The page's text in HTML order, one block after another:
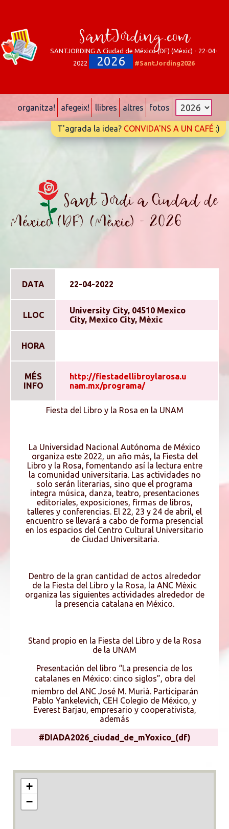
SantJording.com
SANTJORDING A Ciudad de México (DF) (Mèxic) - 22-04-
2022
2026 #SantJording2026
organitza! afegeix! llibres altres fotos
T'agrada la idea? CONVIDA'NS A UN CAFÉ :)
Sant Jordi a Ciudad de
México (DF) (Mèxic) - 2026
DATA 22-04-2022
LLOC
University City, 04510 Mexico
City, Mexico City, Mèxic
HORA
MÉS
INFO
http://fiestadellibroylarosa.u
nam.mx/programa/
Fiesta del Libro y la Rosa en la UNAM
La Universidad Nacional Autónoma de México
organiza este 2022, un año más, la Fiesta del
Libro y la Rosa, fomentando así­ la lectura entre
la comunidad universitaria. Las actividades no
solo serán literarias, sino que el programa
integra música, danza, teatro, presentaciones
editoriales, exposiciones, firmas de libros,
talleres y conferencias. El 22, 23 y 24 de abril, el
encuentro se llevará a cabo de forma presencial
en los espacios del Centro Cultural Universitario
de Ciudad Universitaria.
Dentro de la gran cantidad de actos alrededor
de la Fiesta del Libro y la Rosa, la ANC Mèxic
organiza las siguientes actividades alrededor de
la presencia catalana en México.
Stand propio en la Fiesta del Libro y de la Rosa
de la UNAM
Presentación del libro “La presencia de los
catalanes en México: cinco siglos”, obra del
miembro del ANC José M. Murià. Participarán
Pablo Yankelevich, CEH Colegio de México, y
Everest Barjau, empresario y cooperativista,
además
#DIADA2026_ciudad_de_mYoxico_(df)
+
−